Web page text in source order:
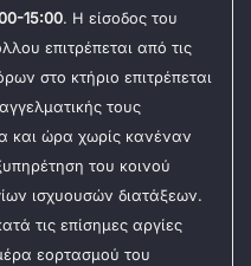
15:00. Η είσοδος του
επιτρέπεται από τις
στο κτήριο επιτρέπεται
τους
και ώρα χωρίς κανέναν
του κοινού
ισχυουσών διατάξεων.
τις επίσημες αργίες
εορτασμού του